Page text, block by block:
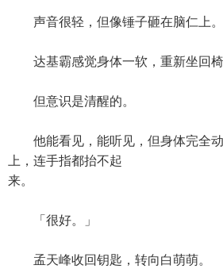
声音很轻，但像锤子砸在脑仁上。
达基霸感觉身体一软，重新坐回椅
但意识是清醒的。
他能看见，能听见，但身体完全动
上，连手指都抬不起
来。
「很好。」
孟天峰收回钥匙，转向白萌萌。